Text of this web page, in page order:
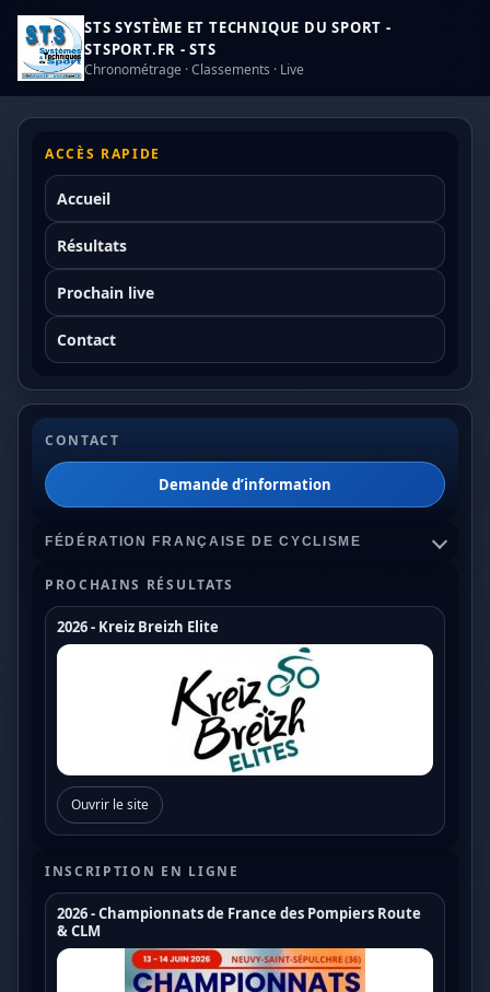
STS SYSTÈME ET TECHNIQUE DU SPORT -
STSPORT.FR - STS
Chronométrage · Classements · Live
ACCÈS RAPIDE
Accueil
Résultats
Prochain live
Contact
CONTACT
Demande d’information
FÉDÉRATION FRANÇAISE DE CYCLISME
Championnats de France
Coupe de France Cyclo Cross
Coupe de France N1
Coupe de France N2
Coupe de France N3
Coupe de France U17
Coupe de France U19
Trophée de France
PROCHAINS RÉSULTATS
2026 - Kreiz Breizh Elite
Ouvrir le site
INSCRIPTION EN LIGNE
2026 - Championnats de France des Pompiers Route
& CLM